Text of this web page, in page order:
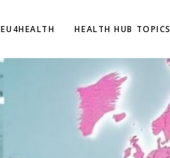
EU4HEALTH HEALTH HUB TOPICS